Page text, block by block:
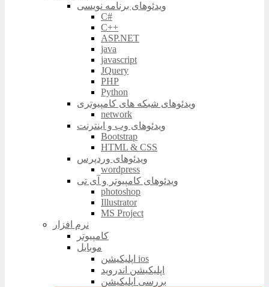
ویدئوهای برنامه نویسی
C#
C++
ASP.NET
java
javascript
JQuery
PHP
Python
ویدئوهای شبکه های کامپیوتری
network
ویدئوهای وب و اینترنت
Bootstrap
HTML & CSS
ویدئوهای وردپرس
wordpress
ویدئوهای کامپیوتر و آی تی
photoshop
Illustrator
MS Project
نرم افزار
کامپیوتر
موبایل
اپلیکیشن ios
اپلیکیشن اندروید
بررسی اپلیکیشن